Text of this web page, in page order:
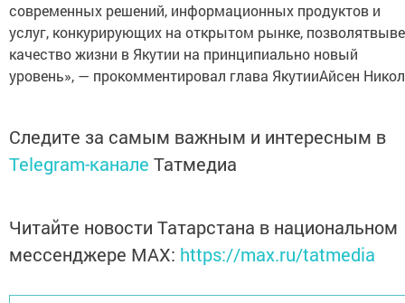
современных решений, информационных продуктов и
услуг, конкурирующих на открытом рынке,
качество жизни в Якутии на принципиально новый
уровень», — прокомментировал глава ЯкутииАйсен
Следите за самым важным и интересным в
Telegram-канале Татмедиа
Читайте новости Татарстана в национальном
мессенджере MАХ: https://max.ru/tatmedia